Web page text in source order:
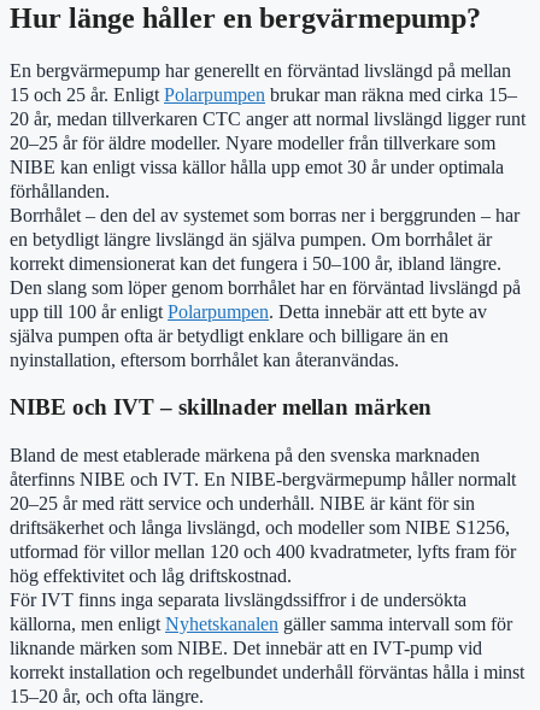
Hur länge håller en bergvärmepump?
En bergvärmepump har generellt en förväntad livslängd på mellan
15 och 25 år. Enligt Polarpumpen brukar man räkna med cirka 15–
20 år, medan tillverkaren CTC anger att normal livslängd ligger runt
20–25 år för äldre modeller. Nyare modeller från tillverkare som
NIBE kan enligt vissa källor hålla upp emot 30 år under optimala
förhållanden.
Borrhålet – den del av systemet som borras ner i berggrunden – har
en betydligt längre livslängd än själva pumpen. Om borrhålet är
korrekt dimensionerat kan det fungera i 50–100 år, ibland längre.
Den slang som löper genom borrhålet har en förväntad livslängd på
upp till 100 år enligt Polarpumpen. Detta innebär att ett byte av
själva pumpen ofta är betydligt enklare och billigare än en
nyinstallation, eftersom borrhålet kan återanvändas.
NIBE och IVT – skillnader mellan märken
Bland de mest etablerade märkena på den svenska marknaden
återfinns NIBE och IVT. En NIBE-bergvärmepump håller normalt
20–25 år med rätt service och underhåll. NIBE är känt för sin
driftsäkerhet och långa livslängd, och modeller som NIBE S1256,
utformad för villor mellan 120 och 400 kvadratmeter, lyfts fram för
hög effektivitet och låg driftskostnad.
För IVT finns inga separata livslängdssiffror i de undersökta
källorna, men enligtNyhetskanalen gäller samma intervall som för
liknande märken som NIBE. Det innebär att en IVT-pump vid
korrekt installation och regelbundet underhåll förväntas hålla i minst
15–20 år, och ofta längre.